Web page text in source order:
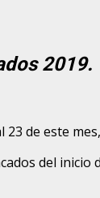
2019.
de este
del inicio